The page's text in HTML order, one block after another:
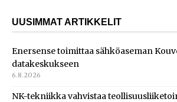
UUSIMMAT ARTIKKELIT
Enersense toimittaa sähköaseman
datakeskukseen
6.8.2026
NK-tekniikka vahvistaa